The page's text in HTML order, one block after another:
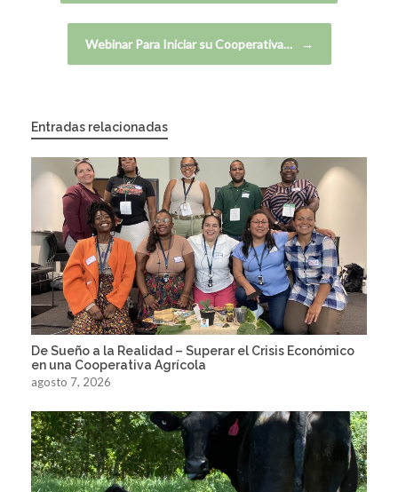
Webinar Para Iniciar su Cooperativa… →
Entradas relacionadas
De Sueño a la Realidad – Superar el Crisis Económico
en una Cooperativa Agrícola
agosto 7, 2026